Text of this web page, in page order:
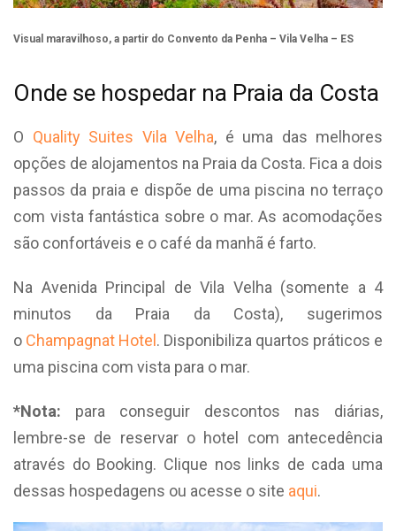
Visual maravilhoso, a partir do Convento da Penha – Vila Velha – ES
Onde se hospedar na Praia da Costa
O Quality Suites Vila Velha, é uma das melhores
opções de alojamentos na Praia da Costa. Fica a dois
passos da praia e dispõe de uma piscina no terraço
com vista fantástica sobre o mar. As acomodações
são confortáveis e o café da manhã é farto.
Na Avenida Principal de Vila Velha (somente a 4
minutos da Praia da Costa), sugerimos
o Champagnat Hotel . Disponibiliza quartos práticos e
uma piscina com vista para o mar.
*Nota: para conseguir descontos nas diárias,
lembre-se de reservar o hotel com antecedência
através do Booking. Clique nos links de cada uma
dessas hospedagens ou acesse o site aqui.